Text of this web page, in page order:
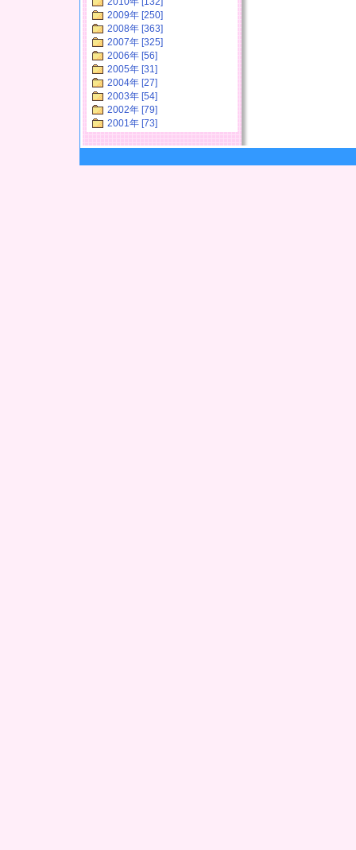
2009年 [250]
2008年 [363]
2007年 [325]
2006年 [56]
2005年 [31]
2004年 [27]
2003年 [54]
2002年 [79]
2001年 [73]